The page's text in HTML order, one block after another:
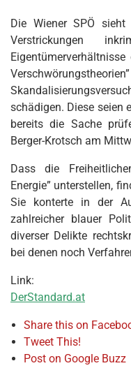
Die Wiener SPÖ
Verstrickungen
schädigen. Diese seien
bereits die Sache
Berger-Krotsch am
Dass die
Energie” unterstellen,
Sie konterte in der
zahlreicher blauer
diverser Delikte
bei denen noch
Link:
DerStandard.at
Share this on
Tweet This!
Post on Google Buzz